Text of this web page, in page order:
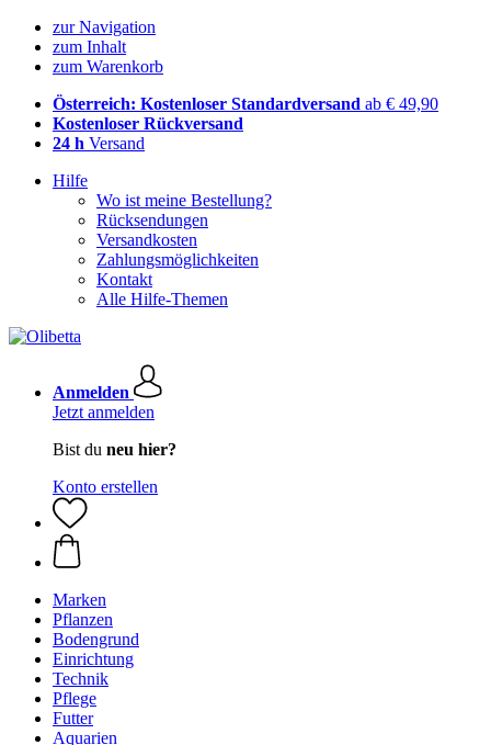
zur Navigation
zum Inhalt
zum Warenkorb
Österreich: Kostenloser Standardversand ab € 49,90
Kostenloser Rückversand
24 h Versand
Hilfe
Wo ist meine Bestellung?
Rücksendungen
Versandkosten
Zahlungsmöglichkeiten
Kontakt
Alle Hilfe-Themen
Anmelden
Jetzt anmelden
Bist du neu hier?
Konto erstellen
Marken
Pflanzen
Bodengrund
Einrichtung
Technik
Pflege
Futter
Aquarien